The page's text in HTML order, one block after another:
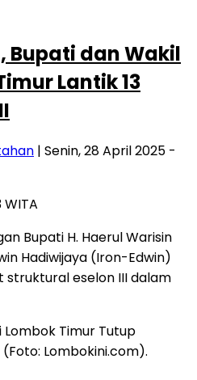
Bupati dan Wakil
Lantik 13
| Senin, 28 April 2025 -
WITA
Bupati H. Haerul Warisin
Hadiwijaya (Iron-Edwin)
struktural eselon III dalam